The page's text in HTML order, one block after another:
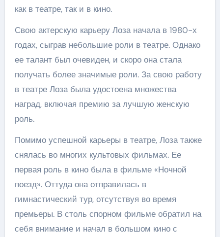
как в театре, так и в кино.
Свою актерскую карьеру Лоза начала в 1980-х
годах, сыграв небольшие роли в театре. Однако
ее талант был очевиден, и скоро она стала
получать более значимые роли. За свою работу
в театре Лоза была удостоена множества
наград, включая премию за лучшую женскую
роль.
Помимо успешной карьеры в театре, Лоза также
снялась во многих культовых фильмах. Ее
первая роль в кино была в фильме «Ночной
поезд». Оттуда она отправилась в
гимнастический тур, отсутствуя во время
премьеры. В столь спорном фильме обратил на
себя внимание и начал в большом кино с